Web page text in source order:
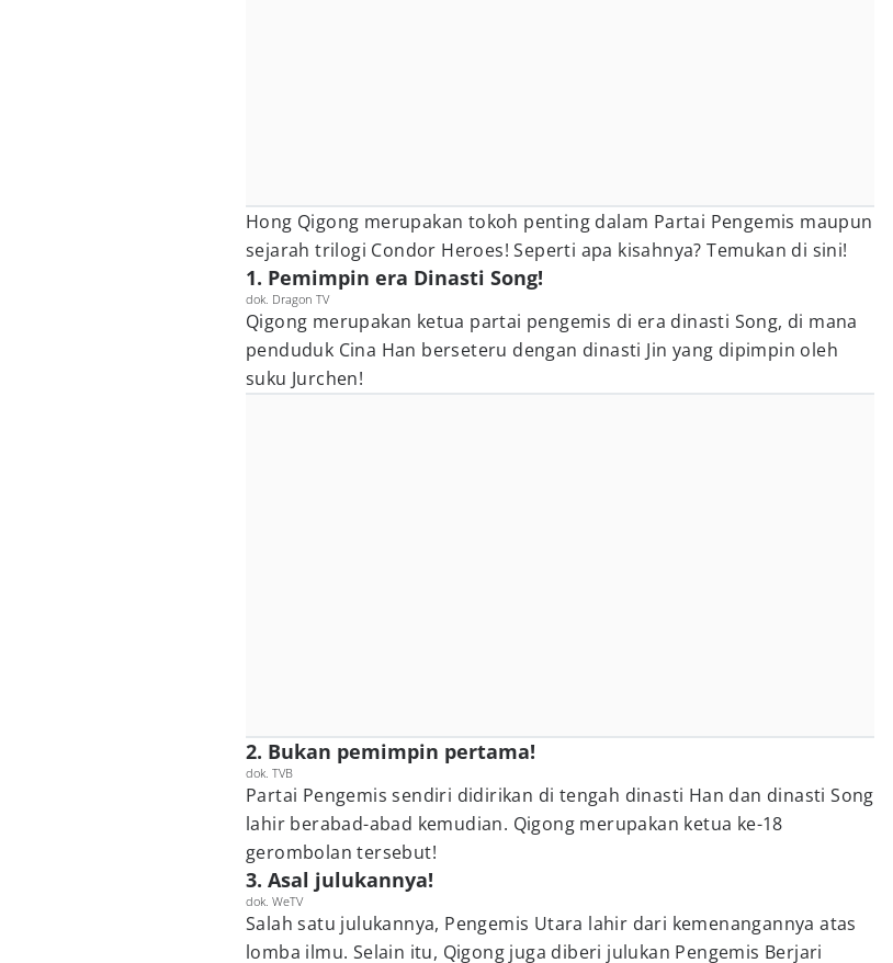
Hong Qigong merupakan tokoh penting dalam Partai Pengemis maupun
sejarah trilogi Condor Heroes! Seperti apa kisahnya? Temukan di sini!
1. Pemimpin era Dinasti Song!
dok. Dragon TV
Qigong merupakan ketua partai pengemis di era dinasti Song, di mana
penduduk Cina Han berseteru dengan dinasti Jin yang dipimpin oleh
suku Jurchen!
2. Bukan pemimpin pertama!
dok. TVB
Partai Pengemis sendiri didirikan di tengah dinasti Han dan dinasti Song
lahir berabad-abad kemudian. Qigong merupakan ketua ke-18
gerombolan tersebut!
3. Asal julukannya!
dok. WeTV
Salah satu julukannya, Pengemis Utara lahir dari kemenangannya atas
lomba ilmu. Selain itu, Qigong juga diberi julukan Pengemis Berjari